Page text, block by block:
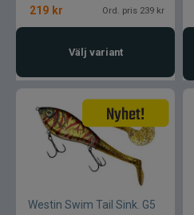
219 kr Ord. pris 239 kr
Välj variant
Westin Swim Tail Sink. G5